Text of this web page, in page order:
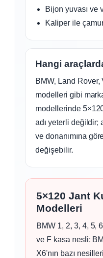
Bijon yuvası ve
Kaliper ile
Hangi
BMW, Land
modelleri gibi
modellerinde
adı yeterli değildir;
ve donanımına
değişebilir.
5×120 Jant
Modelleri
BMW 1, 2, 3, 4, 5,
ve F kasa nesli;
X6'nın bazı